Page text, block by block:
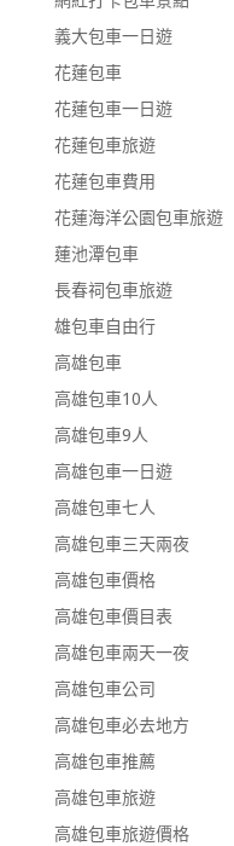
義大包車一日遊
花蓮包車
花蓮包車一日遊
花蓮包車旅遊
花蓮包車費用
花蓮海洋公園包車旅遊
蓮池潭包車
長春祠包車旅遊
雄包車自由行
高雄包車
高雄包車10人
高雄包車9人
高雄包車一日遊
高雄包車七人
高雄包車三天兩夜
高雄包車價格
高雄包車價目表
高雄包車兩天一夜
高雄包車公司
高雄包車必去地方
高雄包車推薦
高雄包車旅遊
高雄包車旅遊價格